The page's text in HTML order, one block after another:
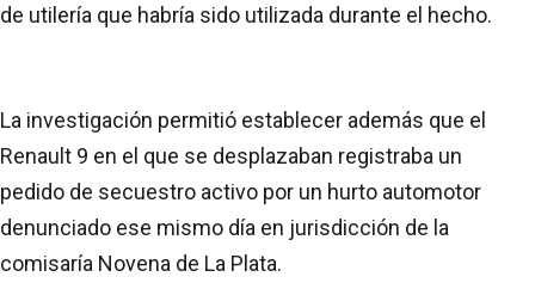
de utilería que habría sido utilizada durante el hecho.
La investigación permitió establecer además que el
Renault 9 en el que se desplazaban registraba un
pedido de secuestro activo por un hurto automotor
denunciado ese mismo día en jurisdicción de la
comisaría Novena de La Plata.